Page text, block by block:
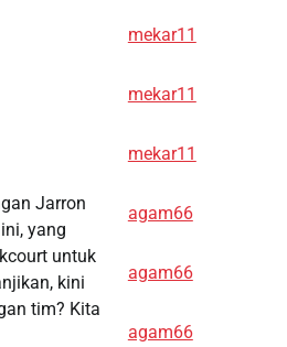
Jarron
yang
untuk
kini
tim? Kita
mekar11
mekar11
mekar11
agam66
agam66
agam66